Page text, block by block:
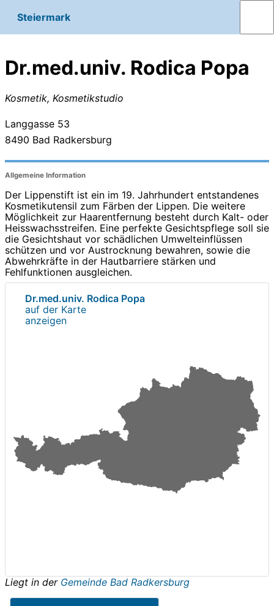
Steiermark
Dr.med.univ. Rodica Popa
Kosmetik, Kosmetikstudio
Langgasse 53
8490 Bad Radkersburg
Allgemeine Information
Der Lippenstift ist ein im 19. Jahrhundert entstandenes
Kosmetikutensil zum Färben der Lippen. Die weitere
Möglichkeit zur Haarentfernung besteht durch Kalt- oder
Heisswachsstreifen. Eine perfekte Gesichtspflege soll sie
die Gesichtshaut vor schädlichen Umwelteinflüssen
schützen und vor Austrocknung bewahren, sowie die
Abwehrkräfte in der Hautbarriere stärken und
Fehlfunktionen ausgleichen.
Dr.med.univ. Rodica Popa
auf der Karte
anzeigen
Liegt in der Gemeinde Bad Radkersburg